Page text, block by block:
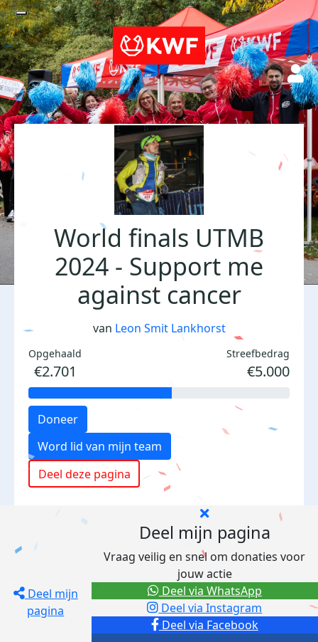
World finals UTMB
2024 - Support me
against cancer
van Leon Smit Lankhorst
Opgehaald
€2.701
Streefbedrag
€5.000
Doneer
Word lid van mijn team
Deel deze pagina
Deel mijn
pagina
Deel mijn pagina
Vraag veilig en snel om donaties voor
jouw actie
Deel via Facebook
Deel via Instagram
Deel via WhatsApp